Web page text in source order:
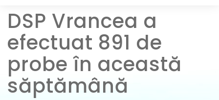
DSP Vrancea a
efectuat 891 de
probe în această
săptămână